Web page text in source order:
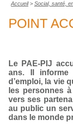
Accueil> Social, santé,
POINT
Le PAE-PIJ
ans. Il informe
d’emploi, la vie
les personnes
vers ses
au public un
dans le monde